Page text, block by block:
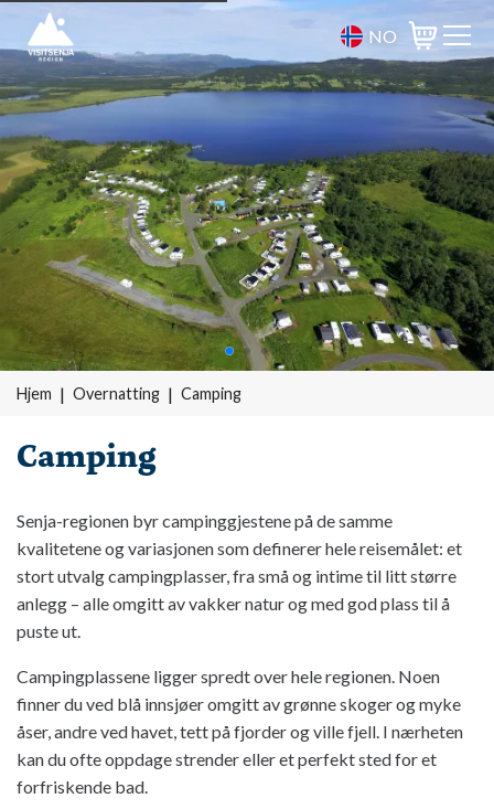
NO
Varukorg
Hjem Overnatting Camping
Camping
Senja-regionen byr campinggjestene på de samme
kvalitetene og variasjonen som definerer hele reisemålet: et
stort utvalg campingplasser, fra små og intime til litt større
anlegg – alle omgitt av vakker natur og med god plass til å
puste ut.
Campingplassene ligger spredt over hele regionen. Noen
finner du ved blå innsjøer omgitt av grønne skoger og myke
åser, andre ved havet, tett på fjorder og ville fjell. I nærheten
kan du ofte oppdage strender eller et perfekt sted for et
forfriskende bad.